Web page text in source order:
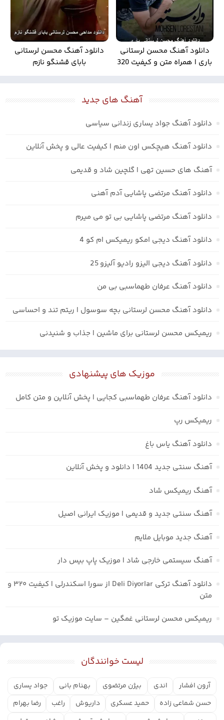
دانلود آهنگ محسن لرستانی
باری | همراه متن و کیفیت 320
دانلود آهنگ محسن لرستانی
بابای قشنگو نازم
آهنگ های جدید
دانلود آهنگ جواد یساری زندانی سیاسی
دانلود آهنگ هیچکس اون منم | کیفیت عالی و پخش آنلاین
آهنگ های حسین تهی | گلچین شاد و قدیمی
دانلود آهنگ مرتضی پاشایی آدم آهنی
دانلود آهنگ مرتضی پاشایی بی تو می میرم
دانلود آهنگ دیجی امکو ریمیکس ام کو 4
دانلود آهنگ دیجی الیزو رادیو آلیزو 25
دانلود آهنگ عرفان طهماسبی بی من
دانلود آهنگ محسن لرستانی بچه سوسول | ریتم تند و احساسی
ریمیکس محسن لرستانی برای ماشین | جذاب و شنیدنی
موزیک های پیشنهادی
دانلود آهنگ عرفان طهماسبی کجایی | پخش آنلاین و متن کامل
ریمیکس رپ
دانلود آهنگ یاس باغ
آهنگ سنتی جدید 1404 | دانلود و پخش آنلاین
آهنگ ریمیکس شاد
آهنگ سنتی جدید و قدیمی | موزیک ایرانی اصیل
آهنگ جدید موبایل ملایم
آهنگ سیستمی خارجی شاد | موزیک پاپ بیس دار
دانلود آهنگ ترکی Deli Diyorlar از سورا اسکندرلی | کیفیت ۳۲۰ و
متن
ریمیکس محسن لرستانی غمگین – سایت موزیک تو
لیست خوانندگان
آرون افشار اندی بیژن مرتضوی بهنام بانی
جواد یساری
حسن شماعی زاده
حمید عسکری داریوش راغب
رضا بهرام